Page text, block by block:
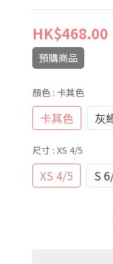
HK$468.00
預購商品
顏色 : 卡其色
卡其色 灰
尺寸 : XS 4/5
XS 4/5 S